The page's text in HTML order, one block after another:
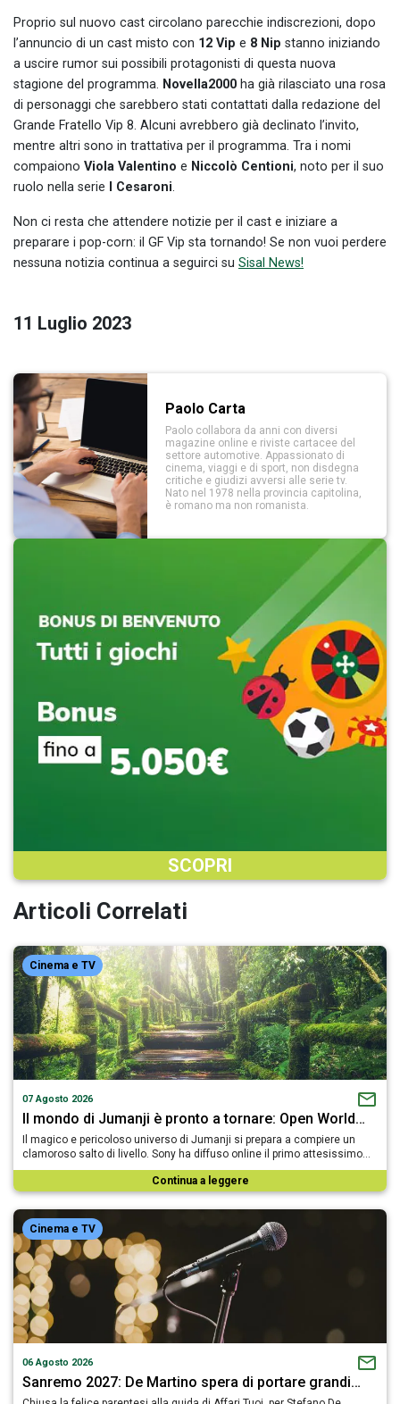
Proprio sul nuovo cast circolano parecchie indiscrezioni, dopo
l’annuncio di un cast misto con 12 Vip e 8 Nip stanno iniziando
a uscire rumor sui possibili protagonisti di questa nuova
stagione del programma. Novella2000 ha già rilasciato una rosa
di personaggi che sarebbero stati contattati dalla redazione del
Grande Fratello Vip 8. Alcuni avrebbero già declinato l’invito,
mentre altri sono in trattativa per il programma. Tra i nomi
compaiono Viola Valentino e Niccolò Centioni, noto per il suo
ruolo nella serie I Cesaroni.
Non ci resta che attendere notizie per il cast e iniziare a
preparare i pop-corn: il GF Vip sta tornando! Se non vuoi perdere
nessuna notizia continua a seguirci su Sisal News!
11 Luglio 2023
Paolo Carta
Paolo collabora da anni con diversi
magazine online e riviste cartacee del
settore automotive. Appassionato di
cinema, viaggi e di sport, non disdegna
critiche e giudizi avversi alle serie tv.
Nato nel 1978 nella provincia capitolina,
è romano ma non romanista.
SCOPRI
Articoli Correlati
Cinema e TV
07 Agosto 2026
Il mondo di Jumanji è pronto a tornare: Open World…
Il magico e pericoloso universo di Jumanji si prepara a compiere un
clamoroso salto di livello. Sony ha diffuso online il primo attesissimo…
Continua a leggere
Cinema e TV
06 Agosto 2026
Sanremo 2027: De Martino spera di portare grandi…